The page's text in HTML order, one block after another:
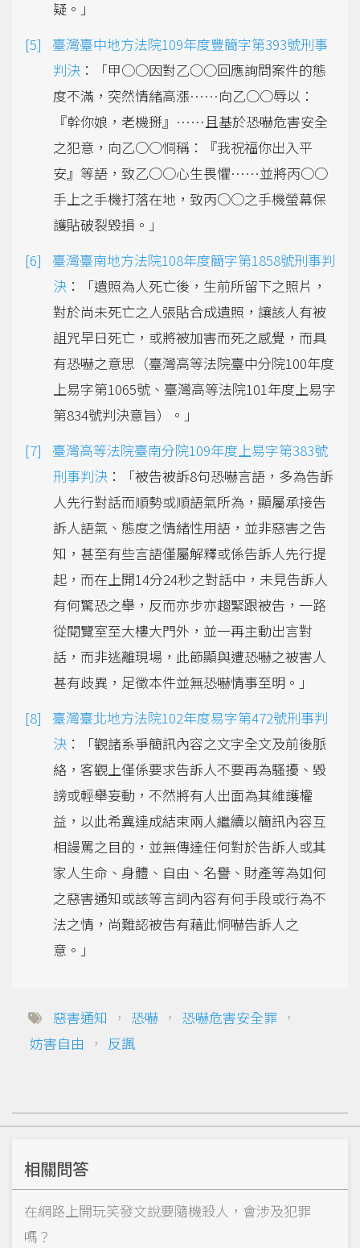
疑。」
臺灣臺中地方法院109年度豐簡字第393號刑事
判決 ：「甲○○因對乙○○回應詢問案件的態
度不滿，突然情緒高漲……向乙○○辱以：
『幹你娘，老機掰』……且基於恐嚇危害安全
之犯意，向乙○○恫稱：『我祝福你出入平
安』等語，致乙○○心生畏懼……並將丙○○
手上之手機打落在地，致丙○○之手機螢幕保
護貼破裂毀損。」
臺灣臺南地方法院108年度簡字第1858號刑事判
決 ：「遺照為人死亡後，生前所留下之照片，
對於尚未死亡之人張貼合成遺照，讓該人有被
詛咒早日死亡，或將被加害而死之感覺，而具
有恐嚇之意思（臺灣高等法院臺中分院100年度
上易字第1065號、臺灣高等法院101年度上易字
第834號判決意旨）。」
臺灣高等法院臺南分院109年度上易字第383號
刑事判決 ：「被告被訴8句恐嚇言語，多為告訴
人先行對話而順勢或順語氣所為，顯屬承接告
訴人語氣、態度之情緒性用語，並非惡害之告
知，甚至有些言語僅屬解釋或係告訴人先行提
起，而在上開14分24秒之對話中，未見告訴人
有何驚恐之舉，反而亦步亦趨緊跟被告，一路
從閱覽室至大樓大門外，並一再主動出言對
話，而非逃離現場，此節顯與遭恐嚇之被害人
甚有歧異，足徵本件並無恐嚇情事至明。」
臺灣臺北地方法院102年度易字第472號刑事判
決 ：「觀諸系爭簡訊內容之文字全文及前後脈
絡，客觀上僅係要求告訴人不要再為騷擾、毀
謗或輕舉妄動，不然將有人出面為其維護權
益，以此希冀達成結束兩人繼續以簡訊內容互
相謾罵之目的，並無傳達任何對於告訴人或其
家人生命、身體、自由、名譽、財產等為如何
之惡害通知或該等言詞內容有何手段或行為不
法之情，尚難認被告有藉此恫嚇告訴人之
意。」
惡害通知 ， 恐嚇 ， 恐嚇危害安全罪 ，
妨害自由 ， 反諷
相關問答
在網路上開玩笑發文說要隨機殺人，會涉及犯罪
嗎？